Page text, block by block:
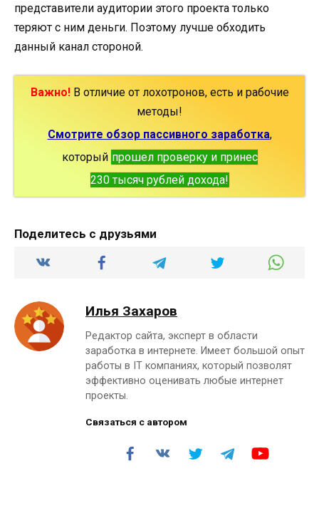
представители аудитории этого проекта только
теряют с ним деньги. Поэтому лучше обходить
данный канал стороной.
Важно!В отличие от лохотронов, есть и рабочие
методы!
Смотрите обзор пассивного заработка,
который прошел проверку и принес
230 тысяч рублей дохода!
Поделитесь с друзьями
Илья Захаров
Редактор сайта, эксперт в области
заработка в интернете. Имеет большой опыт
работы в IT компаниях, который позволят
эффективно оценивать любые интернет
проекты.
Связаться с автором